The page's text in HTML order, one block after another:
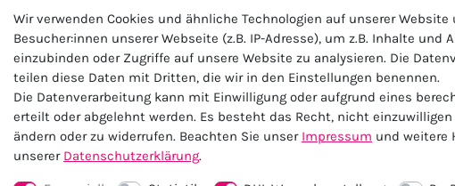
Impressum
Wir verwenden Cookies und ähnliche Technologien auf unserer
Besucher:innen unserer Webseite (z.B. IP-Adresse), um z.B. Inhalte
einzubinden oder Zugriffe auf unsere Website zu analysieren. Die
teilen diese Daten mit Dritten, die wir in den Einstellungen benennen.
Die Datenverarbeitung kann mit Einwilligung oder aufgrund eines
erteilt oder abgelehnt werden. Es besteht das Recht, nicht
ändern oder zu widerrufen. Beachten Sie unser Impressum und weitere
unserer Daten­schutz­erklärung.